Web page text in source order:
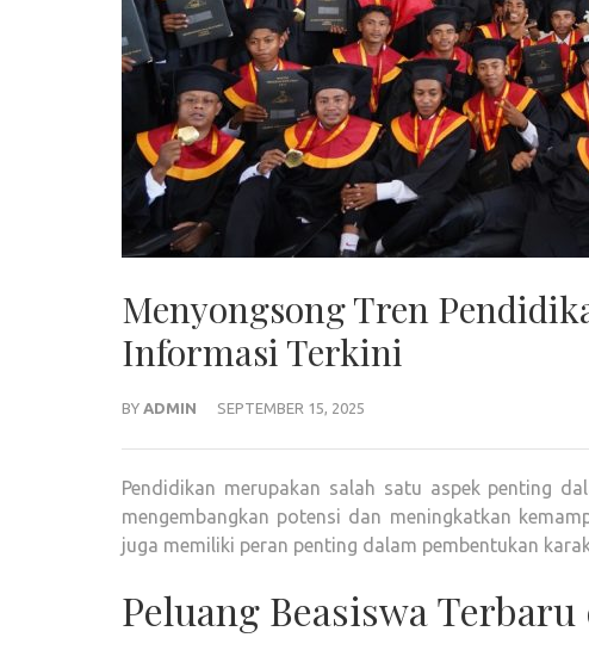
Menyongsong Tren
Informasi Terkini
BY ADMIN SEPTEMBER 15, 2025
Pendidikan merupakan salah satu aspek penting
mengembangkan potensi dan meningkatkan
juga memiliki peran penting dalam pembentukan
Peluang Beasiswa